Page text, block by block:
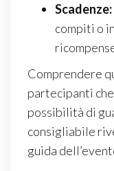
Scadenze:
compiti o
Comprendere
partecipanti
possibilità di
consigliabile
guida